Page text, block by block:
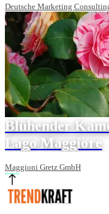
Deutsche Marketing
Blühender
Lago Maggiore
Maggioni Gretz GmbH